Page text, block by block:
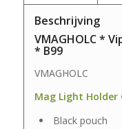
Beschrijving
VMAGHOLC *
* B99
VMAGHOLC
Mag Light Holder
Black pouch